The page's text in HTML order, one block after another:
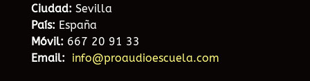
Ciudad: Sevilla
País: España
Móvil: 667 20 91 33
Email:
info@proaudioescuela.com